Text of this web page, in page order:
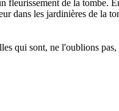
fleurissement de la
dans les jardinières de
qui sont, ne l'oublions pas,